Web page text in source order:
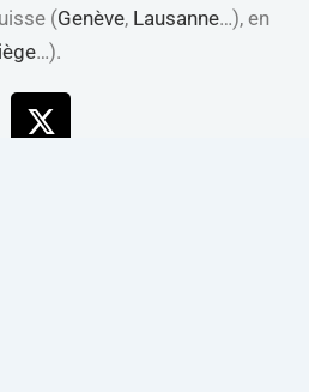
(Genève, Lausanne…), en
…).
X-
twitter
Linkedin
Youtube
Facebook